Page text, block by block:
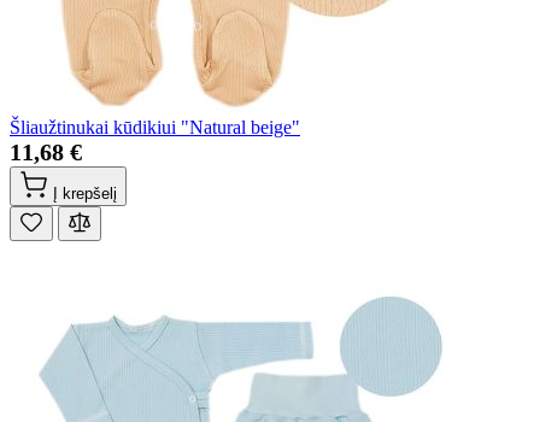
Šliaužtinukai kūdikiui "Natural beige"
11,68 €
Į krepšelį